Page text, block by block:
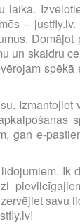
laikā.
–
Domājot
un skaidru
spēkā
Izmantojiet
gan e-
Ik
savu